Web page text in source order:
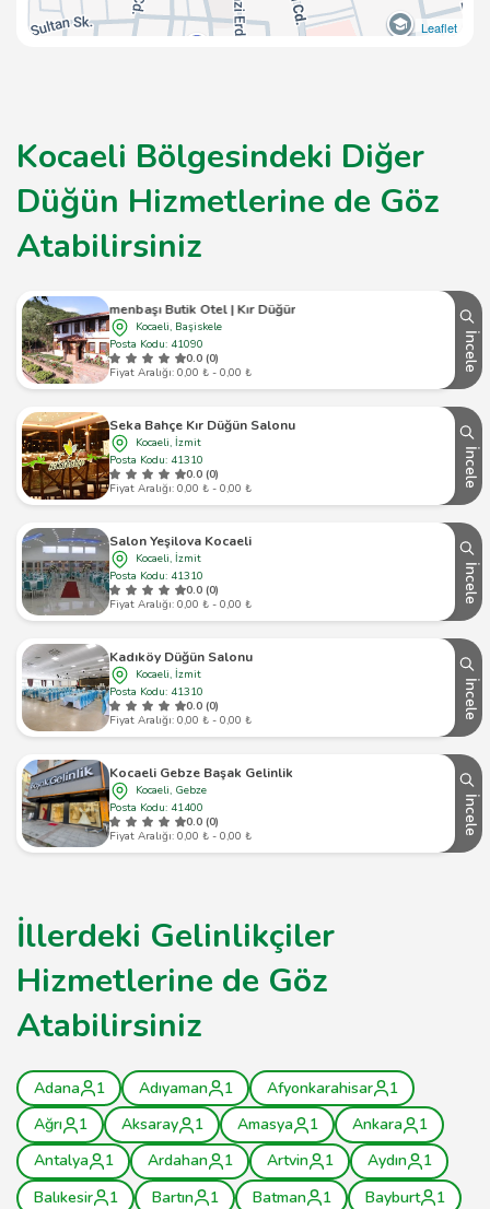
Leaflet
Kocaeli Bölgesindeki Diğer
Düğün Hizmetlerine de Göz
Atabilirsiniz
Değirmenbaşı Butik Otel | Kır Düğünü Salonu
Kocaeli, Başiskele
Posta Kodu: 41090
0.0 (0)
Fiyat Aralığı: 0,00 ₺ - 0,00 ₺
İncele
Seka Bahçe Kır Düğün Salonu
Kocaeli, İzmit
Posta Kodu: 41310
0.0 (0)
Fiyat Aralığı: 0,00 ₺ - 0,00 ₺
İncele
Salon Yeşilova Kocaeli
Kocaeli, İzmit
Posta Kodu: 41310
0.0 (0)
Fiyat Aralığı: 0,00 ₺ - 0,00 ₺
İncele
Kadıköy Düğün Salonu
Kocaeli, İzmit
Posta Kodu: 41310
0.0 (0)
Fiyat Aralığı: 0,00 ₺ - 0,00 ₺
İncele
Kocaeli Gebze Başak Gelinlik
Kocaeli, Gebze
Posta Kodu: 41400
0.0 (0)
Fiyat Aralığı: 0,00 ₺ - 0,00 ₺
İncele
İllerdeki Gelinlikçiler
Hizmetlerine de Göz
Atabilirsiniz
Adana 1 Adıyaman 1 Afyonkarahisar
1
Ağrı
1 Aksaray 1 Amasya 1 Ankara
1
Antalya
1 Ardahan 1 Artvin 1 Aydın
1
Balıkesir
1 Bartın 1 Batman 1 Bayburt
1